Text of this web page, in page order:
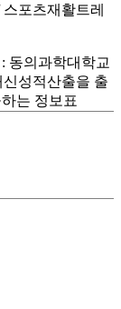
포츠재활트레
동의과학대학교
성적산출을 출
는 정보표